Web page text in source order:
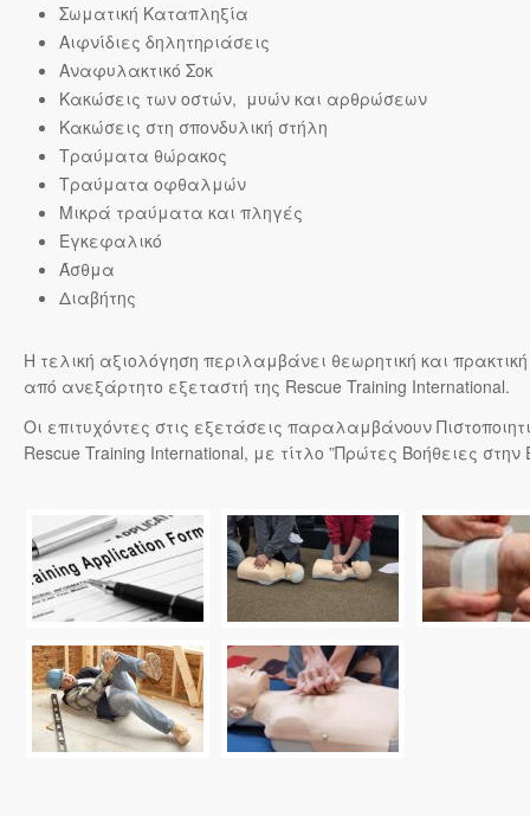
Σωματική Καταπληξία
Αιφνίδιες δηλητηριάσεις
Αναφυλακτικό Σοκ
Κακώσεις των οστών, μυών και αρθρώσεων
Κακώσεις στη σπονδυλική στήλη
Τραύματα θώρακος
Τραύματα οφθαλμών
Μικρά τραύματα και πληγές
Εγκεφαλικό
Άσθμα
Διαβήτης
Η τελική αξιολόγηση περιλαμβάνει θεωρητική και
από ανεξάρτητο εξεταστή της Rescue Training International.
Οι επιτυχόντες στις εξετάσεις παραλαμβάνουν
Rescue Training International, με τίτλο ”Πρώτες Βοήθειες